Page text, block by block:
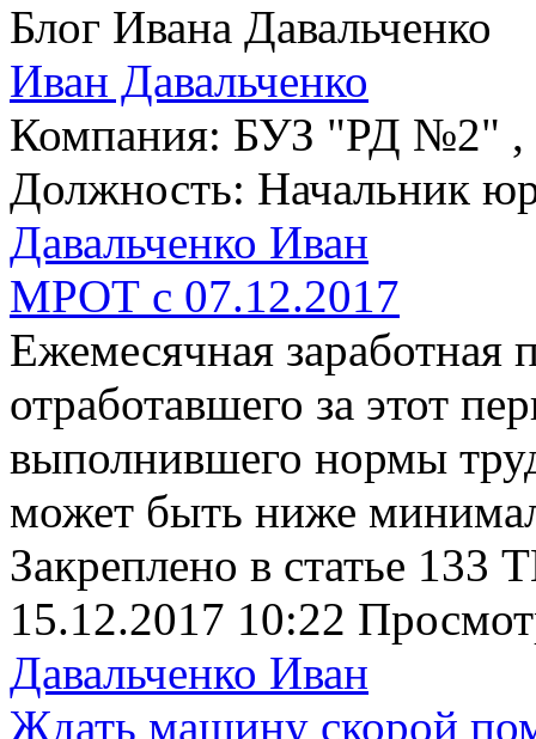
Блог Ивана Давальченко
Иван Давальченко
Компания: БУЗ "РД №2" ,
Должность: Начальник
Давальченко Иван
МРОТ c 07.12.2017
Ежемесячная заработная
отработавшего за этот
выполнившего нормы
может быть ниже
Закреплено в статье 133
15.12.2017 10:22
Давальченко Иван
Ждать машину скорой